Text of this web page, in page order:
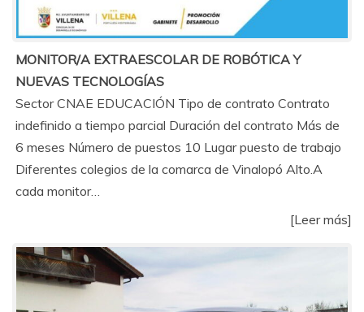
MONITOR/A EXTRAESCOLAR DE ROBÓTICA Y
NUEVAS TECNOLOGÍAS
Sector CNAE EDUCACIÓN Tipo de contrato Contrato
indefinido a tiempo parcial Duración del contrato Más de
6 meses Número de puestos 10 Lugar puesto de trabajo
Diferentes colegios de la comarca de Vinalopó Alto.A
cada monitor…
[Leer más]